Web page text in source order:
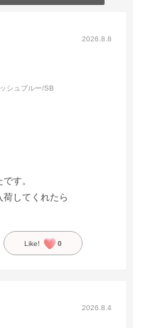
2026.8.8
シュブルー/SB
す。
してくれたら
Like! 0
2026.8.4